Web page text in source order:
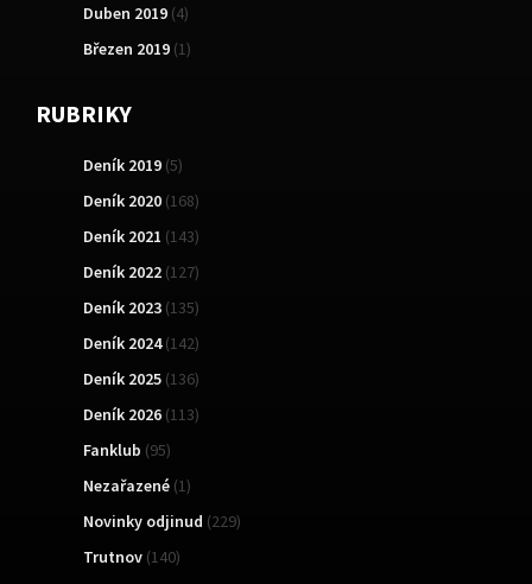
Duben 2019 (4)
Březen 2019 (1)
RUBRIKY
Deník 2019 (5)
Deník 2020 (168)
Deník 2021 (143)
Deník 2022 (127)
Deník 2023 (135)
Deník 2024(142)
Deník 2025 (136)
Deník 2026 (113)
Fanklub (95)
Nezařazené (1)
Novinky odjinud (229)
Trutnov (140)